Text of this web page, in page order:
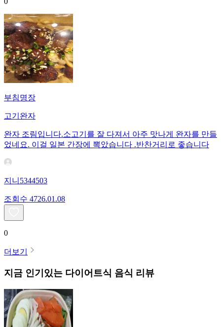
부침명장
고기완자
완자 조림입니다.소고기를 잘 다져서 아주 맛나게 완자를 만들
었네요. 이걸 일본 간장에 뽁았습니다 .반찬거리로 좋습니다
지니5344503
조회수 4726.01.08
0
더보기
지금 인기있는 다이어트식 음식 리뷰